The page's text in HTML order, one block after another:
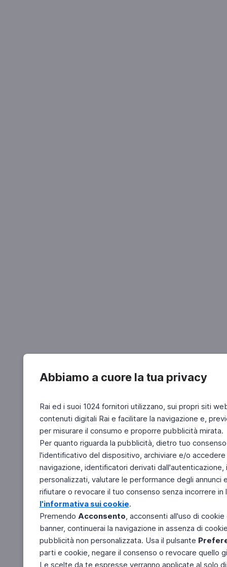
Abbiamo a cuore la tua privacy
Rai ed i suoi 1024 fornitori utilizzano, sui propri siti
contenuti digitali Rai e facilitare la navigazione e,
per misurare il consumo e proporre pubblicità mirata.
Per quanto riguarda la pubblicità, dietro tuo
l'identificativo del dispositivo, archiviare e/o
navigazione, identificatori derivati
personalizzati, valutare le performance degli
rifiutare o revocare il tuo consenso senza incorrere
l'informativa sui cookie.
Premendo Acconsento, acconsenti all'uso di
banner, continuerai la navigazione in assenza di
pubblicità non personalizzata. Usa il pulsante
parti e cookie, negare il consenso o revocare quello
Le scelte da te espresse verranno applicate al solo